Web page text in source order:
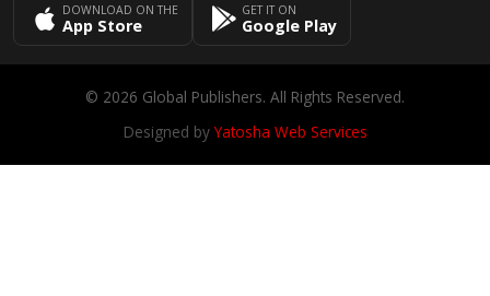
DOWNLOAD ON THE
App Store
GET IT ON
Google Play
© 2026 Global Publishers. All Rights Reserved.
Designed byYatosha Web Services